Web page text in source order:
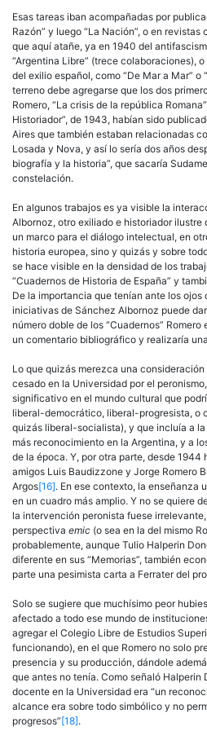
Esas tareas iban acompañadas por
Razón” y luego “La Nación”, o en revistas
que aquí atañe, ya en 1940 del
“Argentina Libre” (trece colaboraciones),
del exilio español, como “De Mar a Mar” o
terreno debe agregarse que los dos
Romero, “La crisis de la república
Historiador”, de 1943, habían sido
Aires que también estaban relacionadas
Losada y Nova, y así lo sería dos años
biografía y la historia”, que sacaría
constelación.
En algunos trabajos es ya visible la
Albornoz, otro exiliado e historiador ilustre
un marco para el diálogo intelectual, en
historia europea, sino y quizás y sobre
se hace visible en la densidad de los
“Cuadernos de Historia de España” y
De la importancia que tenían ante los ojos
iniciativas de Sánchez Albornoz puede
número doble de los “Cuadernos”
un comentario bibliográfico y realizaría
Lo que quizás merezca una
cesado en la Universidad por el
significativo en el mundo cultural que
liberal-democrático, liberal-progresista, o
quizás liberal-socialista), y que incluía a
más reconocimiento en la Argentina, y a
de la época. Y, por otra parte, desde 1944
amigos Luis Baudizzone y Jorge Romero
Argos[16]. En ese contexto, la enseñanza
en un cuadro más amplio. Y no se quiere
la intervención peronista fuese
perspectiva emic (o sea en la del mismo
probablemente, aunque Tulio Halperin
diferente en sus “Memorias”, también
parte una pesimista carta a Ferrater del
Solo se sugiere que muchísimo peor
afectado a todo ese mundo de
agregar el Colegio Libre de Estudios
funcionando), en el que Romero no solo
presencia y su producción, dándole
que antes no tenía. Como señaló Halperin
docente en la Universidad era “un
alcance era sobre todo simbólico y no
progresos”[18].